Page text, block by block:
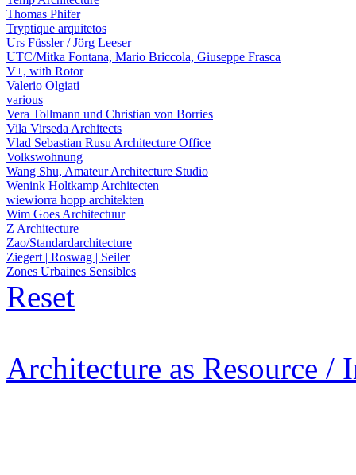
Thomas Phifer
Tryptique arquitetos
Urs Füssler / Jörg Leeser
UTC/Mitka Fontana, Mario Briccola, Giuseppe Frasca
V+, with Rotor
Valerio Olgiati
various
Vera Tollmann und Christian von Borries
Vila Virseda Architects
Vlad Sebastian Rusu Architecture Office
Volkswohnung
Wang Shu, Amateur Architecture Studio
Wenink Holtkamp Architecten
wiewiorra hopp architekten
Wim Goes Architectuur
Z Architecture
Zao/Standardarchitecture
Ziegert | Roswag | Seiler
Zones Urbaines Sensibles
Reset
Architecture as Resource /